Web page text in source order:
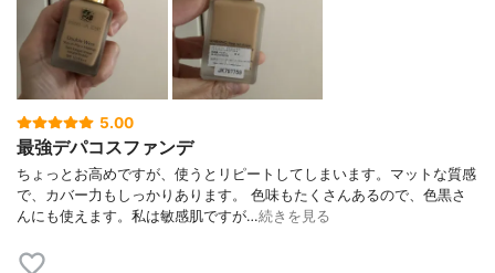
5.00
最強デパコスファンデ
ちょっとお高めですが、使うとリピートしてしまいます。マットな質感
で、カバー力もしっかりあります。 色味もたくさんあるので、色黒さ
んにも使えます。私は敏感肌ですが…続きを見る